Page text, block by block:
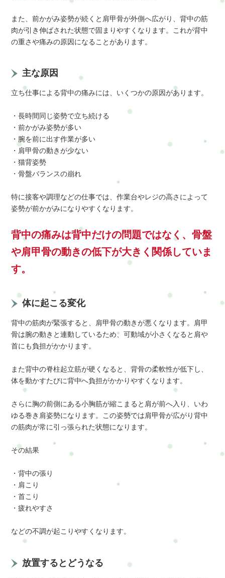
また、前かがみ姿勢が続くと肩甲骨が外側へ広がり、背中の筋
肉が引き伸ばされた状態で固まりやすくなります。これが背中
の重さや痛みの原因になることがあります。
主な原因
立ち仕事による背中の痛みには、いくつかの原因があります。
・長時間同じ姿勢で立ち続ける
・前かがみ姿勢が多い
・腕を前に出す作業が多い
・肩甲骨の動きが少ない
・猫背姿勢
・骨盤バランスの崩れ
特に接客や調理などの仕事では、作業台やレジの高さによって
姿勢が前かがみになりやすくなります。
背中の痛みは背中だけの問題ではなく、骨盤
や肩甲骨の動きの低下が大きく関係していま
す。
体に起こる変化
背中の筋肉が緊張すると、肩甲骨の動きが悪くなります。肩甲
骨は腕の動きと連動しているため、可動域が小さくなると肩や
首にも負担がかかります。
また背中の脊柱起立筋が硬くなると、背骨の柔軟性が低下し、
体を動かすたびに背中へ負担がかかりやすくなります。
さらに胸の前側にある小胸筋が縮こまると肩が前へ入り、いわ
ゆる巻き肩姿勢になります。この姿勢では肩甲骨が広がり背中
の筋肉が常に引っ張られた状態になります。
その結果
・背中の張り
・肩こり
・首こり
・疲れやすさ
などの不調が起こりやすくなります。
放置するとどうなる